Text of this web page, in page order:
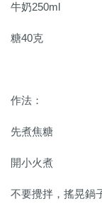
牛奶250ml
糖40克
作法：
先煮焦糖
開小火煮
不要攪拌，搖晃鍋